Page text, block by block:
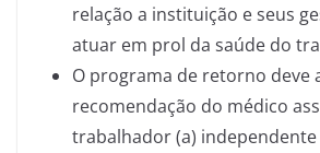
relação a instituição e seus
atuar em prol da saúde do
O programa de retorno deve
recomendação do médico
trabalhador (a)